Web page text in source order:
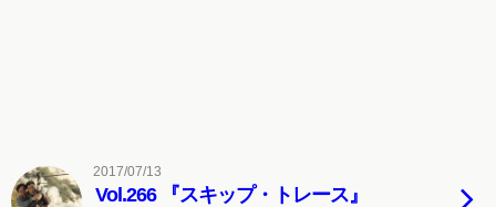
2017/07/13
Vol.266 『スキップ・トレース』